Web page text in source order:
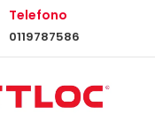
Telefono
0119787586